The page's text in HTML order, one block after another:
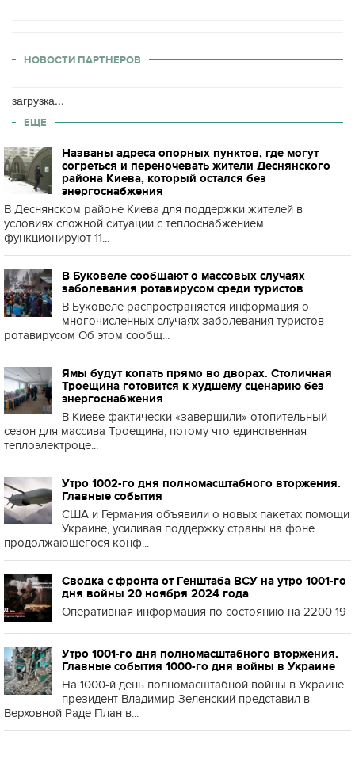
НОВОСТИ ПАРТНЕРОВ
загрузка...
ЕЩЕ
Названы адреса опорных пунктов, где могут
согреться и переночевать жители Деснянского
района Киева, который остался без
энергоснабжения
В Деснянском районе Киева для поддержки жителей в
условиях сложной ситуации с теплоснабжением
функционируют 11...
В Буковеле сообщают о массовых случаях
заболевания ротавирусом среди туристов
В Буковеле распространяется информация о
многочисленных случаях заболевания туристов
ротавирусом Об этом сообщ...
Ямы будут копать прямо во дворах. Столичная
Троещина готовится к худшему сценарию без
энергоснабжения
В Киеве фактически «завершили» отопительный
сезон для массива Троещина, потому что единственная
теплоэлектроце...
Утро 1002-го дня полномасштабного вторжения.
Главные события
США и Германия объявили о новых пакетах помощи
Украине, усиливая поддержку страны на фоне
продолжающегося конф...
Сводка с фронта от Генштаба ВСУ на утро 1001-го
дня войны 20 ноября 2024 года
Оперативная информация по состоянию на 2200 19
Утро 1001-го дня полномасштабного вторжения.
Главные события 1000-го дня войны в Украине
На 1000-й день полномасштабной войны в Украине
президент Владимир Зеленский представил в
Верховной Раде План в...